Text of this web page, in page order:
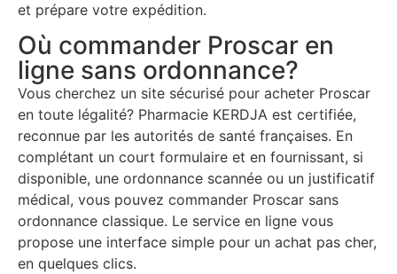
et prépare votre expédition.
Où commander Proscar en
ligne sans ordonnance?
Vous cherchez un site sécurisé pour acheter Proscar
en toute légalité? Pharmacie KERDJA est certifiée,
reconnue par les autorités de santé françaises. En
complétant un court formulaire et en fournissant, si
disponible, une ordonnance scannée ou un justificatif
médical, vous pouvez commander Proscar sans
ordonnance classique. Le service en ligne vous
propose une interface simple pour un achat pas cher,
en quelques clics.